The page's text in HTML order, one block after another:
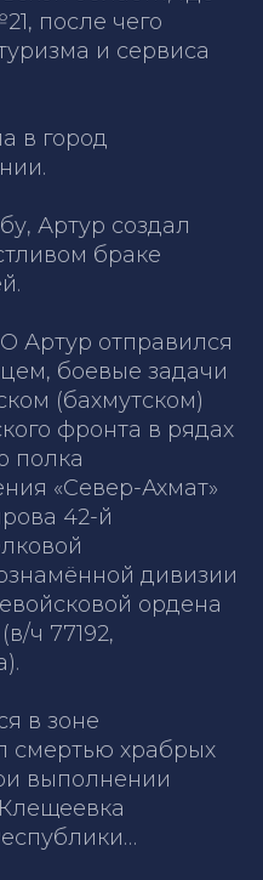
после чего
и сервиса
в город
Артур создал
браке
Артур отправился
боевые задачи
(бахмутском)
фронта в рядах
полка
«Север-Ахмат»
42-й
дивизии
ордена
ч 77192,
в зоне
смертью храбрых
выполнении